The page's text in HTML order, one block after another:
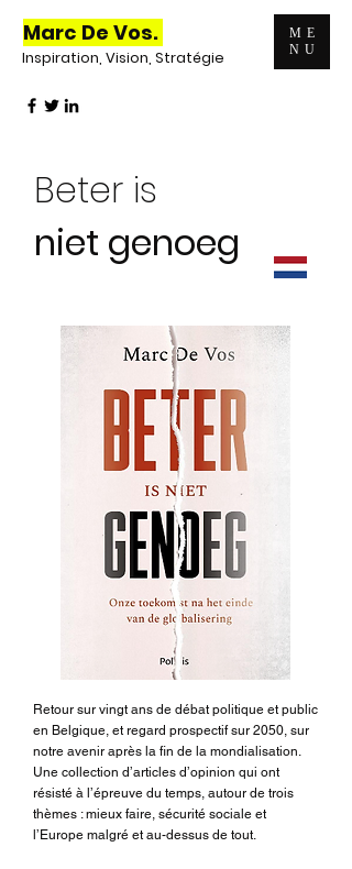
ME
NU
Marc De Vos.
Inspiration, Vision, Stratégie
Beter is
niet genoeg
Retour sur vingt ans de débat politique et public
en Belgique, et regard prospectif sur 2050, sur
notre avenir après la fin de la mondialisation.
Une collection d’articles d’opinion qui ont
résisté à l’épreuve du temps, autour de trois
thèmes : mieux faire, sécurité sociale et
l’Europe malgré et au-dessus de tout.